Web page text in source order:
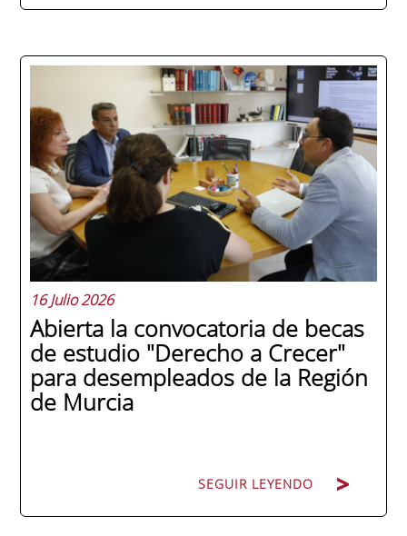
La promoción 2025/2026 de ENAE Business
School se convirtió en una de las más
internacionales de la historia de la escuela
en una ceremonia celebrada en Murcia
con 44 grados y más de 600 asistentes.
Ricardo Navarro, vicepresidente senior de
Generac Power Systems en Estados Unidos
y antiguo alumno...
16 Julio 2026
Abierta la convocatoria de becas
de estudio "Derecho a Crecer"
para desempleados de la Región
de Murcia
SEGUIR LEYENDO